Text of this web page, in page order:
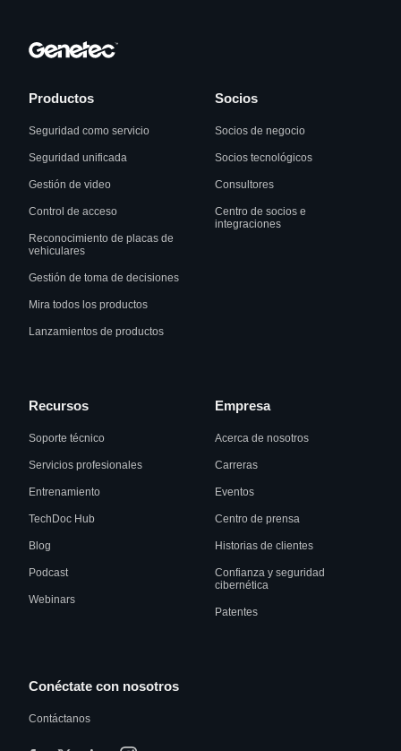
Productos
Seguridad como servicio
Seguridad unificada
Gestión de video
Control de acceso
Reconocimiento de placas de
vehiculares
Gestión de toma de decisiones
Mira todos los productos
Lanzamientos de productos
Socios
Socios de negocio
Socios tecnológicos
Consultores
Centro de socios e
integraciones
Recursos
Soporte técnico
Servicios profesionales
Entrenamiento
TechDoc Hub
Blog
Podcast
Webinars
Empresa
Acerca de nosotros
Carreras
Eventos
Centro de prensa
Historias de clientes
Confianza y seguridad
cibernética
Patentes
Conéctate con nosotros
Contáctanos